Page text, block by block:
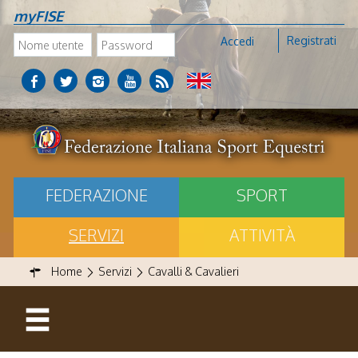
myFISE
Accedi Registrati
FEDERAZIONE
SPORT
SERVIZI
ATTIVITÀ
Home Servizi Cavalli & Cavalieri